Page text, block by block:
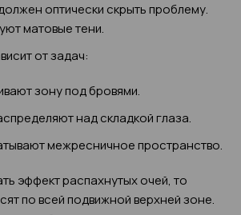
оптически скрыть проблему.
матовые тени.
от задач:
зону под бровями.
над складкой глаза.
межресничное пространство.
эффект распахнутых очей, то
по всей подвижной верхней зоне.